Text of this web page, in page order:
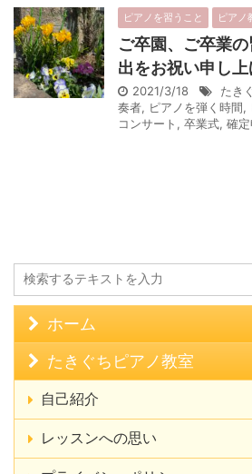
ピアノを習うこと ピアノ
ご卒園、ご卒業
出をお祝い申し
2021/3/18 たき
奏者, ピアノを弾く時間,
コンサート , 卒業式, 確
ホーム
たきぐちピアノ教室
自己紹介
レッスンへの思い